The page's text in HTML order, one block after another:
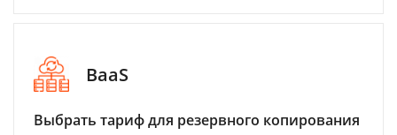
BaaS
Выбрать тариф для резервного копирования